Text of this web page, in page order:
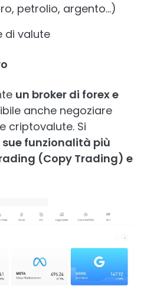
petrolio, argento…)
di valute
un broker di forex e
anche negoziare
criptovalute. Si
sue funzionalità più
(Copy Trading) e